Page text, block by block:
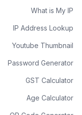
What is My IP
IP Address Lookup
Youtube Thumbnail
Password Generator
GST Calculator
Age Calculator